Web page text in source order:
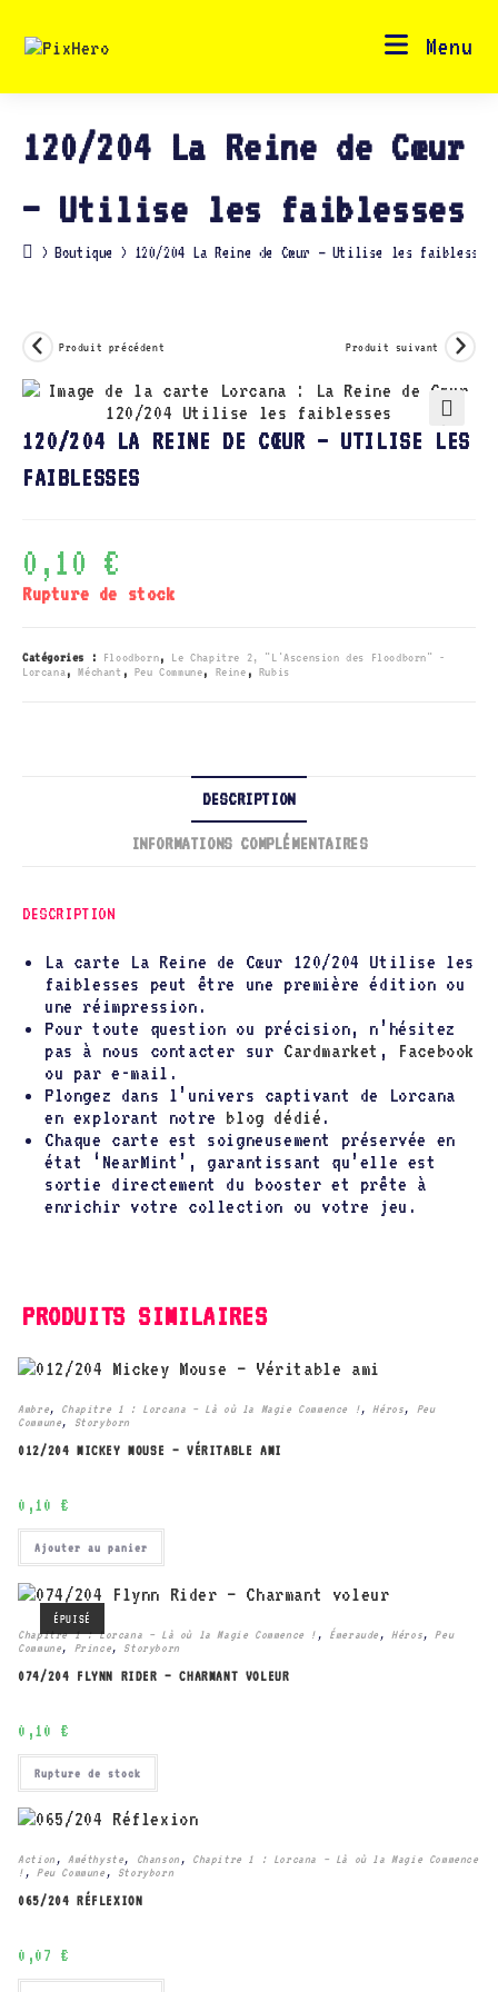
content
Menu
120/204 La Reine de Cœur
– Utilise les faiblesses
> Boutique > 120/204 La Reine de Cœur – Utilise les faiblesses
Produit précédent Produit suivant
🔍
120/204 LA REINE DE CŒUR – UTILISE LES
FAIBLESSES
0,10 €
Rupture de stock
Catégories : Floodborn, Le Chapitre 2, "L'Ascension des Floodborn" -
Lorcana,Méchant , Peu Commune, Reine , Rubis
DESCRIPTION
INFORMATIONS COMPLÉMENTAIRES
DESCRIPTION
La carte La Reine de Cœur 120/204 Utilise les
faiblesses peut être une première édition ou
une réimpression.
Pour toute question ou précision, n’hésitez
pas à nous contacter sur Cardmarket , Facebook
ou par e-mail.
Plongez dans l’univers captivant de Lorcana
en explorant notre blog dédié .
Chaque carte est soigneusement préservée en
état ‘NearMint’, garantissant qu’elle est
sortie directement du booster et prête à
enrichir votre collection ou votre jeu.
PRODUITS SIMILAIRES
Ambre, Chapitre 1 : Lorcana – Là où la Magie Commence !, Héros,
Peu
Commune, Storyborn
012/204 MICKEY MOUSE – VÉRITABLE AMI
0,10 €
Ajouter au panier
ÉPUISÉ
Chapitre 1 : Lorcana – Là où la Magie Commence ! , Émeraude , Héros, Peu
Commune, Prince, Storyborn
074/204 FLYNN RIDER – CHARMANT VOLEUR
0,10 €
Rupture de stock
Action , Améthyste, Chanson , Chapitre 1 : Lorcana – Là où la Magie Commence
! , Peu Commune , Storyborn
065/204 RÉFLEXION
0,07 €